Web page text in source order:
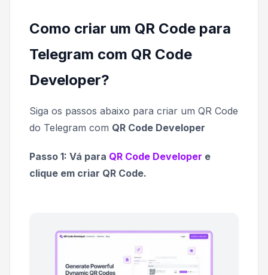
Como criar um QR Code para
Telegram com QR Code
Developer?
Siga os passos abaixo para criar um QR Code
do Telegram com QR Code Developer
Passo 1: Vá para QR Code Developer e
clique em criar QR Code.